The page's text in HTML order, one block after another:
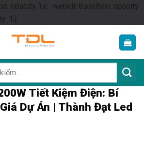
opacity 1s; -webkit-transition: opacity
1;}Skip
content
Tiết Kiệm Điện: Bí
Dự Án | Thành Đạt Led